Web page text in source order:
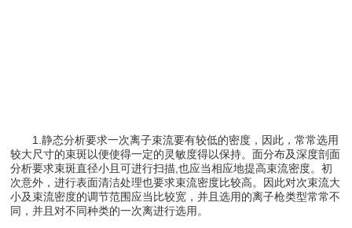
1.静态分析要求一次离子束流要有较低的密度，因此，常常选用
较大尺寸的束斑以便使得一定的灵敏度得以保持。面分布及深度剖面
分析要求束斑直径小且可进行扫描,也应当相应地提高束流密度。初
次意外，进行表面清洁处理也要求束流密度比较高。因此对次束流大
小及束流密度的调节范围应当比较宽，并且选用的离子枪类型常常不
同，并且对不同种类的一次离进行选用。